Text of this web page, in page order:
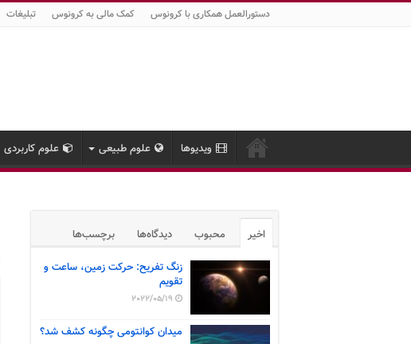
دستورالعمل همکاری با کرونوس کمک مالی به کرونوس تبلیغات
ویدیوها علوم طبیعی علوم کاربردی
اخیر محبوب دیدگاه‌ها برچسب‌ها
زنگ تفریح: حرکت زمین، ساعت و
تقویم
2022/05/19
میدان کوانتومی چگونه کشف شد؟